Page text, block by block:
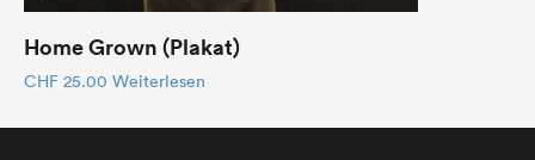
Home Grown (Plakat)
CHF 25.00 Weiterlesen